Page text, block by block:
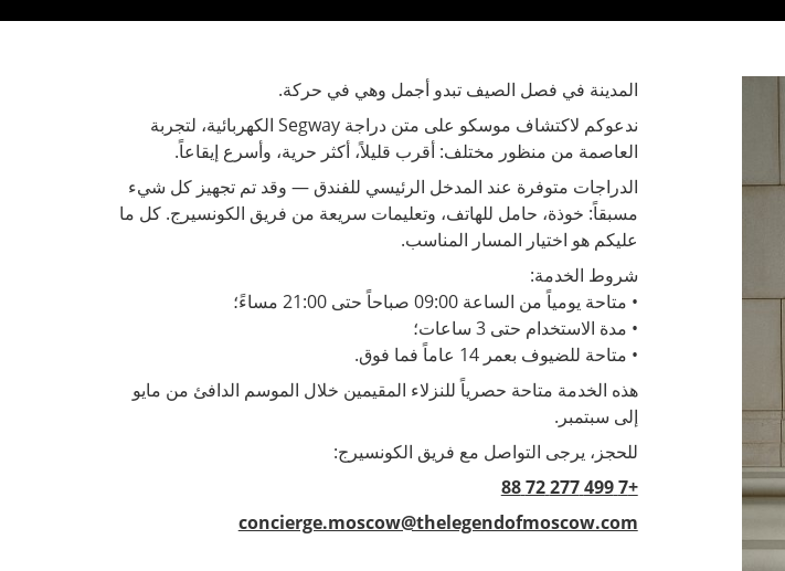
المدينة في فصل الصيف تبدو أجمل وهي في حركة.
ندعوكم لاكتشاف موسكو على متن دراجة Segway الكهربائية، لتجربة
العاصمة من منظور مختلف: أقرب قليلاً، أكثر حرية، وأسرع إيقاعاً.
الدراجات متوفرة عند المدخل الرئيسي للفندق — وقد تم تجهيز كل شيء
مسبقاً: خوذة، حامل للهاتف، وتعليمات سريعة من فريق الكونسيرج. كل ما
عليكم هو اختيار المسار المناسب.
شروط الخدمة:
• متاحة يومياً من الساعة 09:00 صباحاً حتى 21:00 مساءً؛
• مدة الاستخدام حتى 3 ساعات؛
• متاحة للضيوف بعمر 14 عاماً فما فوق.
هذه الخدمة متاحة حصرياً للنزلاء المقيمين خلال الموسم الدافئ من مايو
إلى سبتمبر.
للحجز، يرجى التواصل مع فريق الكونسيرج:
+7 499 277 72 88
concierge.moscow@thelegendofmoscow.com